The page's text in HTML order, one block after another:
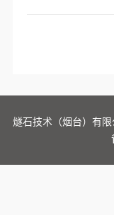
燧石技术（烟台）有